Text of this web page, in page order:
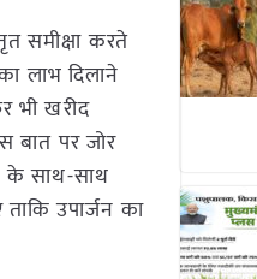
समीक्षा करते
लाभ दिलाने
भी खरीद
बात पर जोर
के साथ-साथ
उपार्जन का